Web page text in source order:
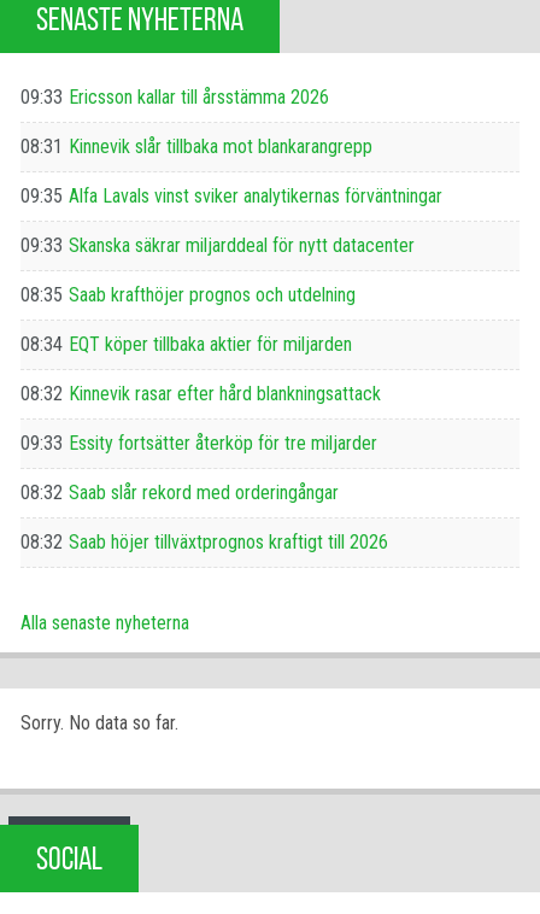
SENASTE NYHETERNA
09:33 Ericsson kallar till årsstämma 2026
08:31 Kinnevik slår tillbaka mot blankarangrepp
09:35 Alfa Lavals vinst sviker analytikernas förväntningar
09:33 Skanska säkrar miljarddeal för nytt datacenter
08:35 Saab krafthöjer prognos och utdelning
08:34 EQT köper tillbaka aktier för miljarden
08:32 Kinnevik rasar efter hård blankningsattack
09:33 Essity fortsätter återköp för tre miljarder
08:32 Saab slår rekord med orderingångar
08:32 Saab höjer tillväxtprognos kraftigt till 2026
Alla senaste nyheterna
Sorry. No data so far.
SOCIAL